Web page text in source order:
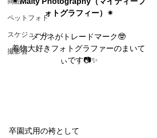
ペットフォト
スケジュール
撮影会
ォトグラフィー）✴︎
メガネがトレードマーク🤓
着物大好きフォトグラファーのまいて
ぃです📷✨
卒園式用の袴として